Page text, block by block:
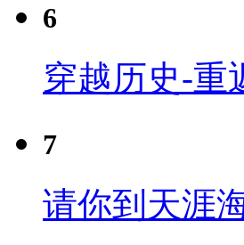
6
穿越历史-重
7
请你到天涯